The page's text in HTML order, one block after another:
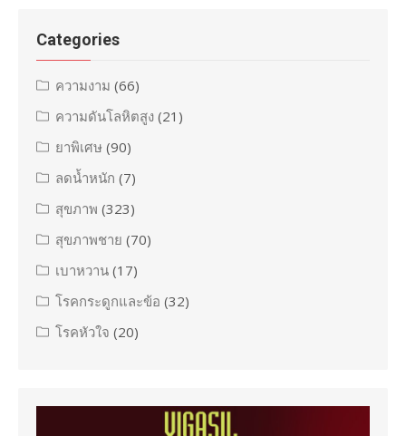
Categories
ความงาม (66)
ความดันโลหิตสูง (21)
ยาพิเศษ (90)
ลดน้ำหนัก (7)
สุขภาพ (323)
สุขภาพชาย (70)
เบาหวาน (17)
โรคกระดูกและข้อ (32)
โรคหัวใจ (20)